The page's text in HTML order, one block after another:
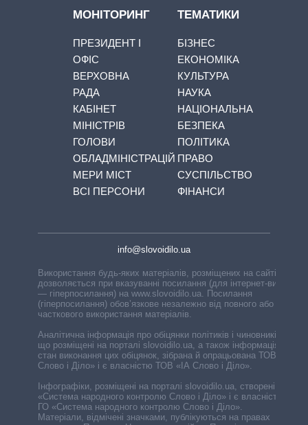
МОНІТОРИНГ
ПРЕЗИДЕНТ І
ОФІС
ВЕРХОВНА
РАДА
КАБІНЕТ
МІНІСТРІВ
ГОЛОВИ
ОБЛАДМІНІСТРАЦІЙ
МЕРИ МІСТ
ВСІ ПЕРСОНИ
ТЕМАТИКИ
БІЗНЕС
ЕКОНОМІКА
КУЛЬТУРА
НАУКА
НАЦІОНАЛЬНА
БЕЗПЕКА
ПОЛІТИКА
ПРАВО
СУСПІЛЬСТВО
ФІНАНСИ
info@slovoidilo.ua
Використання будь-яких матеріалів, розміщених на сайті,
дозволяється при вказуванні посилання (для інтернет-видань
— гіперпосилання) на www.slovoidilo.ua. Посилання
(гіперпосилання) обов’язкове незалежно від повного або
часткового використання матеріалів.
Аналітична інформація про обіцянки політиків і чиновників,
що розміщені на порталі slovoidilo.ua, а також інформація про
стан виконання цих обіцянок, зібрана й опрацьована ТОВ «ІА
Слово і Діло» і є власністю ТОВ «ІА Слово і Діло».
Інфографіки, розміщені на порталі slovoidilo.ua, створені ГО
«Система народного контролю Слово і Діло» і є власністю
ГО «Система народного контролю Слово і Діло».
Матеріали, відмічені значками, публікуються на правах